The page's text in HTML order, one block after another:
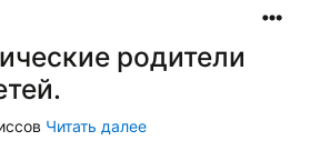
родители
Читать далее